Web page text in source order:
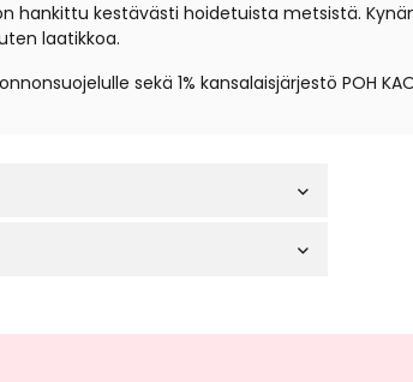
hankittu kestävästi hoidetuista metsistä.
laatikkoa.
sekä 1% kansalaisjärjestö POH